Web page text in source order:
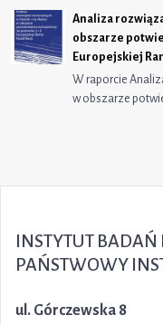
Analiza
obszarze
Europejskiej
W raporcie
w obszarze
INSTYTUT
PAŃSTWOWY
ul. Górczewska 8